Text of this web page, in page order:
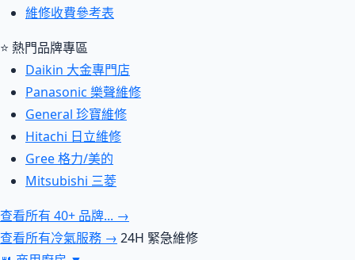
維修收費參考表
⭐ 熱門品牌專區
Daikin 大金專門店
Panasonic 樂聲維修
General 珍寶維修
Hitachi 日立維修
Gree 格力/美的
Mitsubishi 三菱
查看所有 40+ 品牌... →
查看所有冷氣服務 → 24H 緊急維修